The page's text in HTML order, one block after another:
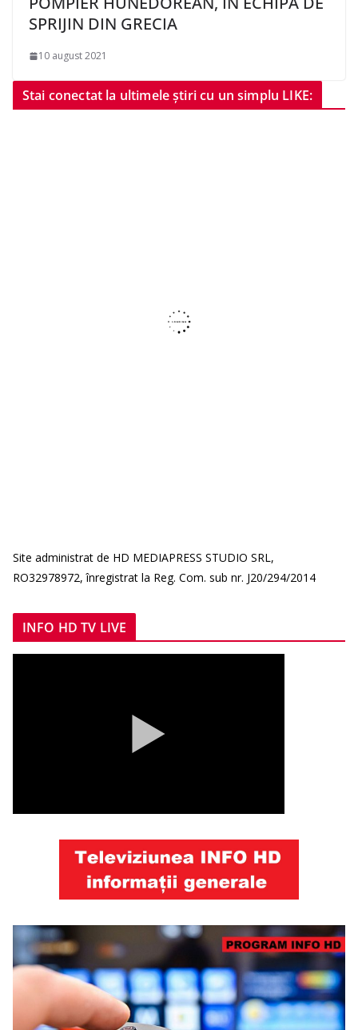
SPRIJIN DIN GRECIA
10 august 2021
Stai conectat la ultimele știri cu un simplu LIKE:
Site administrat de HD MEDIAPRESS STUDIO SRL,
RO32978972, înregistrat la Reg. Com. sub nr. J20/294/2014
INFO HD TV LIVE